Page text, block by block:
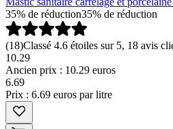
35% de réduction35% de réduction
(18)Classé 4.6 étoiles sur 5, 18 avis
10.29
Ancien prix : 10.29 euros
6.69
Prix : 6.69 euros par litre